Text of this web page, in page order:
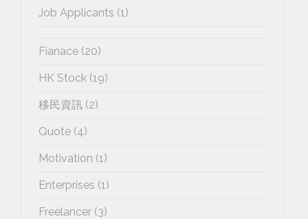
Job Applicants (1)
Fianace (20)
HK Stock (19)
移民資訊 (2)
Quote (4)
Motivation (1)
Enterprises (1)
Freelancer (3)